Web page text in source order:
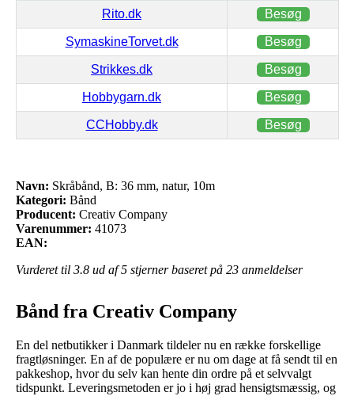
Rito.dk Besøg
SymaskineTorvet.dk Besøg
Strikkes.dk Besøg
Hobbygarn.dk Besøg
CCHobby.dk Besøg
Navn: Skråbånd, B: 36 mm, natur, 10m
Kategori: Bånd
Producent: Creativ Company
Varenummer: 41073
EAN:
Vurderet til 3.8 ud af 5 stjerner baseret på 23 anmeldelser
Bånd fra Creativ Company
En del netbutikker i Danmark tildeler nu en række forskellige
fragtløsninger. En af de populære er nu om dage at få sendt til en
pakkeshop, hvor du selv kan hente din ordre på et selvvalgt
tidspunkt. Leveringsmetoden er jo i høj grad hensigtsmæssig, og